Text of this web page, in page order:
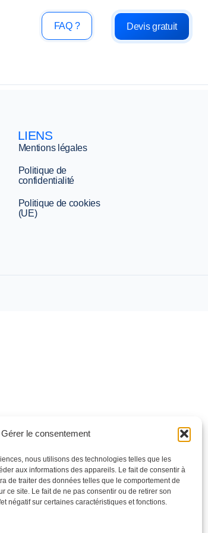
Gérer le consentement
nous utilisons des technologies telles que les
aux informations des appareils. Le fait de consentir à
de traiter des données telles que le comportement de
ce site. Le fait de ne pas consentir ou de retirer son
négatif sur certaines caractéristiques et fonctions.
FAQ ? Devis gratuit
LIENS
Mentions légales
Politique de
confidentialité
Politique de cookies
(UE)